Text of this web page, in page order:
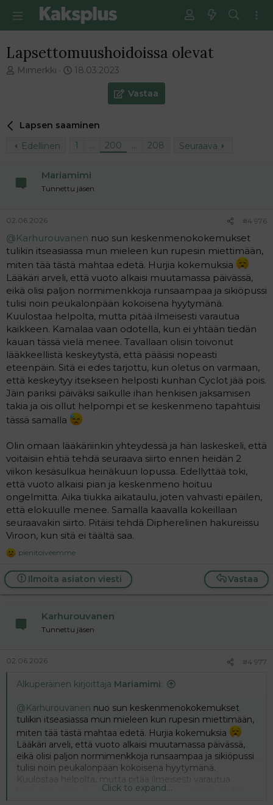
Lapsettomuushoidoissa olevat
V
e
u
o
i
t
t
a
j
a
Mimerkki
E
m
ä
e
n
t
i
18.03.2023
Vastaa
Lapsen saaminen
Edellinen
1 … 200 … 208 Seuraava
Mariamimi
Tunnettu jäsen
02.06.2026 #4 976
@Karhurouvanen nuo sun keskenmenokokemukset
tulikin itseasiassa mun mieleen kun rupesin miettimään,
miten tää tästä mahtaa edetä. Hurjia kokemuksia
Lääkäri arveli, että vuoto alkaisi muutamassa päivässä,
eikä olisi paljon normimenkkoja runsaampaa ja sikiöpussi
tulisi noin peukalonpään kokoisena hyytymänä.
Kuulostaa helpolta, mutta pitää ilmeisesti varautua
kaikkeen. Kamalaa vaan odotella, kun ei yhtään tiedän
kauan tässä vielä menee. Tavallaan olisin toivonut
lääkkeellistä keskeytystä, että pääsisi nopeasti
eteenpäin. Sitä ei edes tarjottu, kun oletus on varmaan,
että keskeytyy itsekseen helposti kunhan Cyclot jää pois.
Jäin pariksi päiväksi saikulle ihan henkisen jaksamisen
takia ja ois ollut helpompi et se keskenmeno tapahtuisi
tässä samalla
Olin omaan lääkäriinkin yhteydessä ja hän laskeskeli, että
voitaisiin ehtiä tehdä seuraava siirto ennen heidän 2
viikon kesäsulkua heinäkuun lopussa. Edellyttää toki,
että vuoto alkaisi pian ja keskenmeno hoituu
ongelmitta. Aika tiukka aikataulu, joten vahvasti epäilen,
että elokuulle menee. Samalla kaavalla kokeillaan
seuraavakin siirto. Pitäisi tehdä Dipherelinen hakureissu
Viroon, kun sitä ei täältä saa.
R
a
c
t
pienitoiveemme
Vastaa
Ilmoita asiaton viesti
Karhurouvanen
Tunnettu jäsen
02.06.2026 #4 977
Alkuperäinen kirjoittaja Mariamimi:
@Karhurouvanen nuo sun keskenmenokokemukset
tulikin itseasiassa mun mieleen kun rupesin miettimään,
miten tää tästä mahtaa edetä. Hurjia kokemuksia
Lääkäri arveli, että vuoto alkaisi muutamassa päivässä,
eikä olisi paljon normimenkkoja runsaampaa ja sikiöpussi
tulisi noin peukalonpään kokoisena hyytymänä.
Kuulostaa helpolta, mutta pitää ilmeisesti varautua
kaikkeen. Kamalaa vaan odotella, kun ei yhtään tiedän
Click to expand...